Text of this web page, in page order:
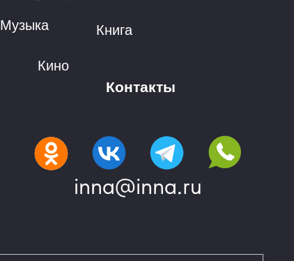
Кино
Книга
Музыка
Контакты
inna@inna.ru